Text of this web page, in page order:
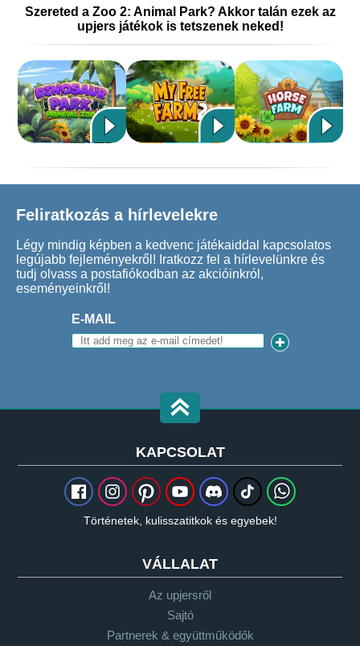
Szereted a Zoo 2: Animal Park? Akkor talán ezek az
upjers játékok is tetszenek neked!
Feliratkozás a hírlevelekre
Légy mindig képben a kedvenc játékaiddal kapcsolatos
legújabb fejleményekről! Iratkozz fel a hírlevelünkre és
tudj olvass a postafiókodban az akcióinkról,
eseményeinkről!
E-MAIL
KAPCSOLAT
Történetek, kulisszatitkok és egyebek!
VÁLLALAT
Az upjersről
Sajtó
Partnerek & együttműködők